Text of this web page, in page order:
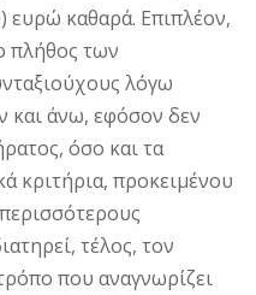
ευρώ καθαρά. Επιπλέον,
πλήθος των
λόγω
και άνω, εφόσον δεν
όσο και τα
κριτήρια, προκειμένου
τέλος, τον
που αναγνωρίζει